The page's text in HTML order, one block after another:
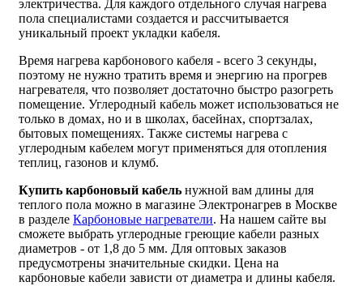
электричества. Для каждого отдельного случая нагрева
пола специалистами создается и рассчитывается
уникальный проект укладки кабеля.
Время нагрева карбонового кабеля - всего 3 секунды,
поэтому не нужно тратить время и энергию на прогрев
нагревателя, что позволяет достаточно быстро разогреть
помещение. Углеродный кабель может использоваться не
только в домах, но и в школах, басейнах, спортзалах,
бытовых помещениях. Также системы нагрева с
углеродным кабелем могут применяться для отопления
теплиц, газонов и клумб.
Купить карбоновый кабель нужной вам длины для
теплого пола можно в магазине Электронагрев в Москве
в разделе Карбоновые нагреватели. На нашем сайте вы
сможете выбрать углеродные греющие кабели разных
диаметров - от 1,8 до 5 мм. Для оптовых заказов
предусмотрены значительные скидки. Цена на
карбоновые кабели зависти от диаметра и длины кабеля.